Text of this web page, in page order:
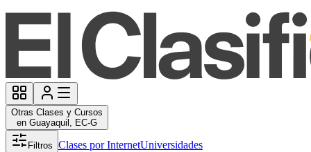
Otras Clases y Cursos
en Guayaquil, EC-G
Filtros Clases por InternetUniversidades